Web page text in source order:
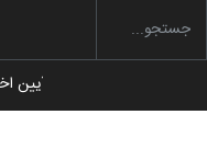
گزارش تصویری آیین